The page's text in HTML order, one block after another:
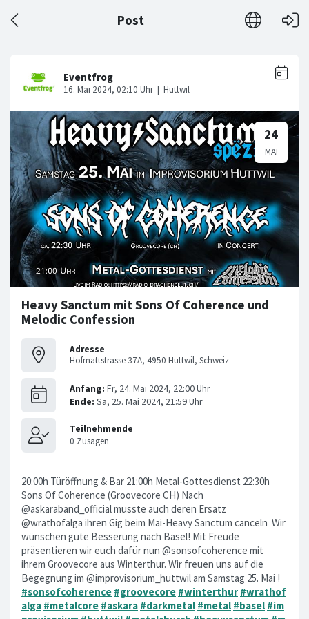
Post
Heavy Sanctum mit Sons Of Coherence und
Melodic Confession
Adresse
Hofmattstrasse 37A, 4950 Huttwil, Schweiz
20:00h Türöffnung & Bar 21:00h Metal-Gottesdienst 22:30h
Sons Of Coherence (Groovecore CH) Nach
@askaraband_official musste auch deren Ersatz
@wrathofalga ihren Gig beim Mai-Heavy Sanctum canceln Wir
wünschen gute Besserung nach Basel! Mit Freude
präsentieren wir euch dafür nun @sonsofcoherence mit
ihrem Groovecore aus Winterthur. Wir freuen uns auf die
Begegnung im @improvisorium_huttwil am Samstag 25. Mai !
#sonsofcoherence #groovecore #winterthur #wrathof
alga #metalcore #askara #darkmetal #metal #basel #im